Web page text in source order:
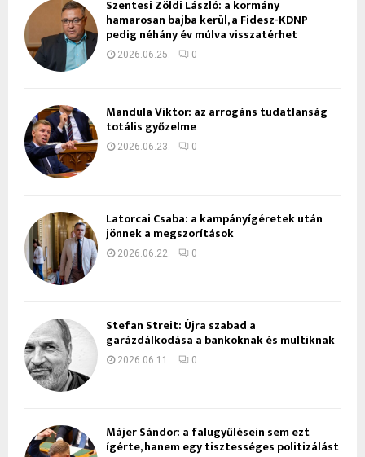
Szentesi Zöldi László: a kormány
hamarosan bajba kerül, a Fidesz-KDNP
pedig néhány év múlva visszatérhet
2026.06.25. 0
Mandula Viktor: az arrogáns tudatlanság
totális győzelme
2026.06.23. 0
Latorcai Csaba: a kampányígéretek után
jönnek a megszorítások
2026.06.22. 0
Stefan Streit: Újra szabad a
garázdálkodása a bankoknak és multiknak
2026.06.11. 0
Májer Sándor: a falugyűlésein sem ezt
ígérte, hanem egy tisztességes politizálást